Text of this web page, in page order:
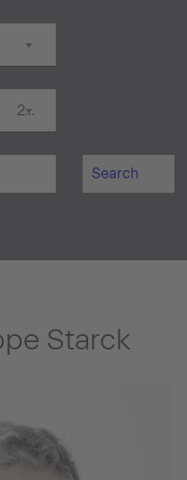
20 km
Search
Starck